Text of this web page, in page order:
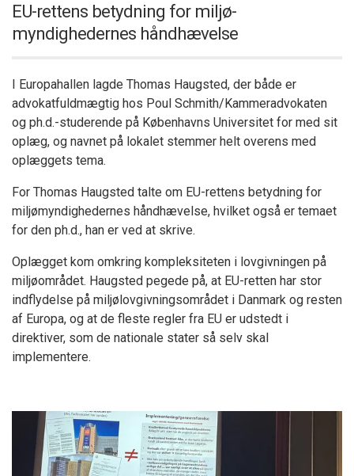
EU-rettens betydning for miljø-
myndighedernes håndhævelse
I Europahallen lagde Thomas Haugsted, der både er
advokatfuldmægtig hos Poul Schmith/Kammeradvokaten
og ph.d.-studerende på Københavns Universitet for med sit
oplæg, og navnet på lokalet stemmer helt overens med
oplæggets tema.
For Thomas Haugsted talte om EU-rettens betydning for
miljømyndighedernes håndhævelse, hvilket også er temaet
for den ph.d., han er ved at skrive.
Oplægget kom omkring kompleksiteten i lovgivningen på
miljøområdet. Haugsted pegede på, at EU-retten har stor
indflydelse på miljølovgivningsområdet i Danmark og resten
af Europa, og at de fleste regler fra EU er udstedt i
direktiver, som de nationale stater så selv skal
implementere.